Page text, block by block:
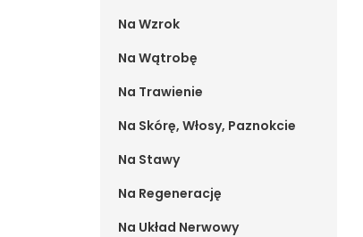
Na Wzrok
Na Wątrobę
Na Trawienie
Na Skórę, Włosy, Paznokcie
Na Stawy
Na Regenerację
Na Układ Nerwowy